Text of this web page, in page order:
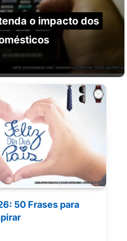
o impacto dos
50 Frases para